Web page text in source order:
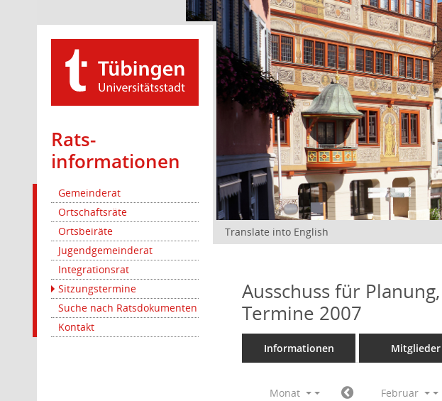
Rats­
informationen
Gemeinderat
Ortschaftsräte
Ortsbeiräte
Jugendgemeinderat
Integrationsrat
Sitzungstermine
Suche nach Ratsdokumenten
Kontakt
Translate into English
Ausschuss für
Termine 2007
Informationen Mitglieder
Monat Februar